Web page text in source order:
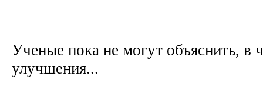
Ученые пока не могут объяснить, в
улучшения...